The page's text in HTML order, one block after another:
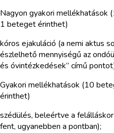
Nagyon gyakori mellékhatások
1 beteget érinthet)
kóros ejakuláció (a nemi aktus
észlelhető mennyiségű az
és óvintézkedések” című
Gyakori mellékhatások (10
érinthet)
szédülés, beleértve a
fent, ugyanebben a pontban);